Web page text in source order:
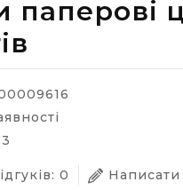
0 Написати